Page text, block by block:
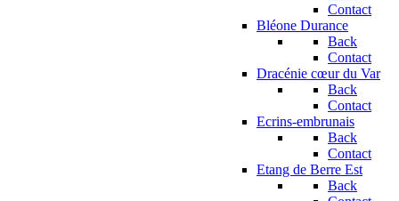
Contact
Bléone Durance
Back
Contact
Dracénie cœur du Var
Back
Contact
Ecrins-embrunais
Back
Contact
Etang de Berre Est
Back